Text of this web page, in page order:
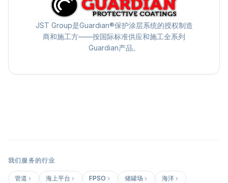
JST Group是Guardian®保护涂层系统的授权制造
商和施工方——按国际标准供应和施工全系列
Guardian产品。
我们服务的行业
管道 海上平台 FPSO 储罐场
海洋